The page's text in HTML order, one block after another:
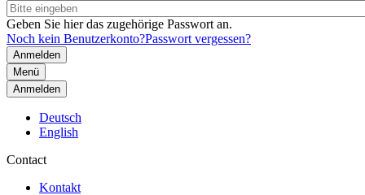
Geben Sie hier das zugehörige Passwort an.
Noch kein Benutzerkonto?Passwort vergessen?
Menü
Anmelden
Deutsch
English
Contact
Kontakt